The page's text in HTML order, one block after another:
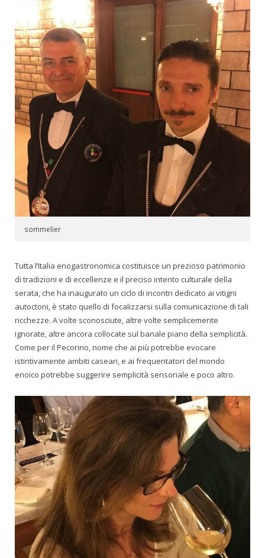
sommelier
Tutta l’Italia enogastronomica costituisce un prezioso patrimonio
di tradizioni e di eccellenze e il preciso intento culturale della
serata, che ha inaugurato un ciclo di incontri dedicato ai vitigni
autoctoni, è stato quello di focalizzarsi sulla comunicazione di tali
ricchezze. A volte sconosciute, altre volte semplicemente
ignorate, altre ancora collocate sul banale piano della semplicità.
Come per il Pecorino, nome che ai più potrebbe evocare
istintivamente ambiti caseari, e ai frequentatori del mondo
enoico potrebbe suggerire semplicità sensoriale e poco altro.